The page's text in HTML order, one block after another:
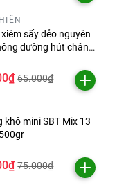
sấy dẻo nguyên
đường hút chân
65.000₫
khô mini SBT Mix 13
75.000₫